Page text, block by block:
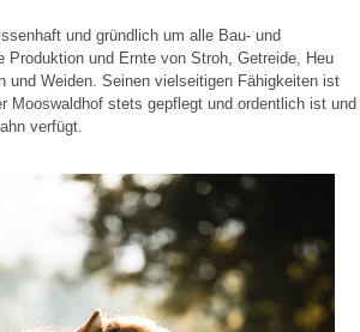
und gründlich um alle Bau- und
Produktion und Ernte von Stroh, Getreide, Heu
und Weiden. Seinen vielseitigen Fähigkeiten ist
Mooswaldhof stets gepflegt und ordentlich ist und
verfügt.